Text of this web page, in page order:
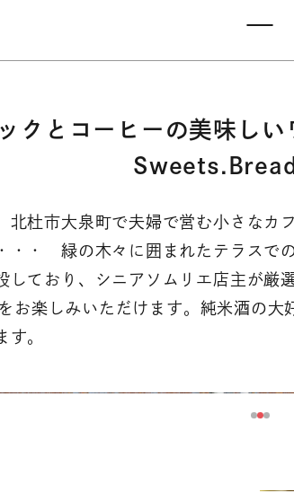
クとコーヒーの美味し
杜市大泉町で夫婦で営む小さなカ
・・ 緑の木々に囲まれたテラスで
しており、シニアソムリエ店主が厳
お楽しみいただけます。純米酒の大
す。